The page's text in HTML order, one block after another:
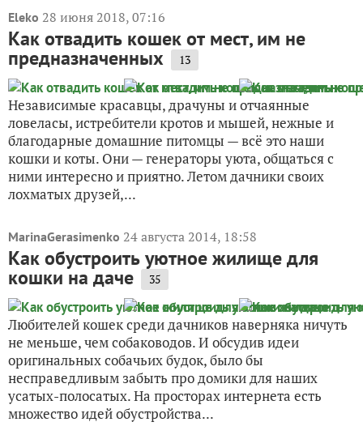
Eleko 28 июня 2018, 07:16
Как отвадить кошек от мест, им не
предназначенных 13
Независимые красавцы, драчуны и отчаянные
ловеласы, истребители кротов и мышей, нежные и
благодарные домашние питомцы — всё это наши
кошки и коты. Они — генераторы уюта, общаться с
ними интересно и приятно. Летом дачники своих
лохматых друзей,...
MarinaGerasimenko 24 августа 2014, 18:58
Как обустроить уютное жилище для
кошки на даче 35
Любителей кошек среди дачников наверняка ничуть
не меньше, чем собаководов. И обсудив идеи
оригинальных собачьих будок, было бы
несправедливым забыть про домики для наших
усатых-полосатых. На просторах интернета есть
множество идей обустройства...